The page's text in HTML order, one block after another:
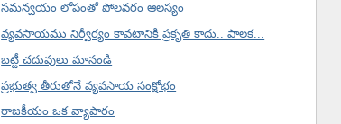
సమన్వయం లోపంతో పోలవరం ఆలస్యం
వ్యవసాయము నిర్వీర్యం కావటానికి ప్రకృతి కాదు.. పాలక...
బట్టీ చదువులు మానండి
ప్రభుత్వ తీరుతోనే వ్యవసాయ సంక్షోభం
రాజకీయం ఒక వ్యాపారం